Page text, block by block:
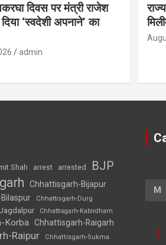
दिवस पर मंत्री राजेश
‘स्वदेशी अपनाने’ का
admin
Shah arrest arrested BJP
Chhattisgarh-Bijapur
Chhattisgarh-Durg
Chhattisgarh-Kabirdham
Korba Chhattisgarh-Raigarh
Raipur
Chhattisgarh-Sukma
M
3